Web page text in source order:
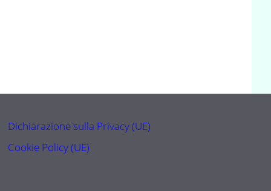
Dichiarazione sulla Privacy (UE)
Cookie Policy (UE)